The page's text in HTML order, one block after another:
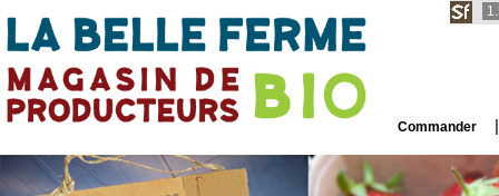
Commander